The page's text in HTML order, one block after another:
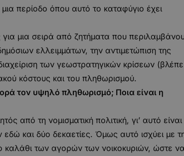
περίοδο όπου αυτό το καταφύγιο έχει
μια σειρά από ζητήματα που
ελλειμμάτων, την αντιμετώπιση της
των γεωστρατηγικών κρίσεων (βλέπε
κόστους και του πληθωρισμού.
τον υψηλό πληθωρισμό; Ποια είναι η
από τη νομισματική πολιτική, γι’ αυτό είναι
και δύο δεκαετίες. Όμως αυτό ισχύει με
καλάθι των αγορών των νοικοκυριών, ώστε